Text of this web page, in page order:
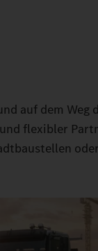
auf dem
flexibler